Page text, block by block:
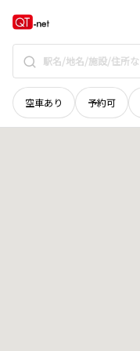
空車あり 予約可
愛媛県